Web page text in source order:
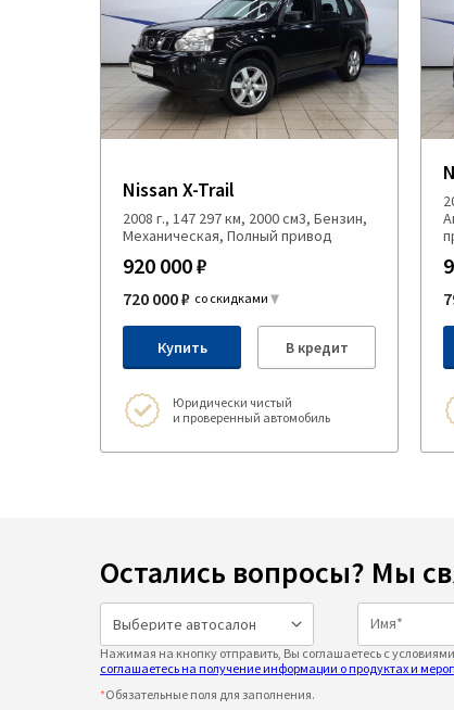
Nissan X-Trail
2008 г., 147 297 км, 2000 см3, Бензин,
Механическая, Полный привод
920 000 ₽
720 000 ₽ со скидками
Купить В кредит
Юридически чистый
и проверенный автомобиль
Остались вопросы? Мы
Нажимая на кнопку отправить, Вы соглашаетесь с условиями
соглашаетесь на получение информации о продуктах и
*Обязательные поля для заполнения.